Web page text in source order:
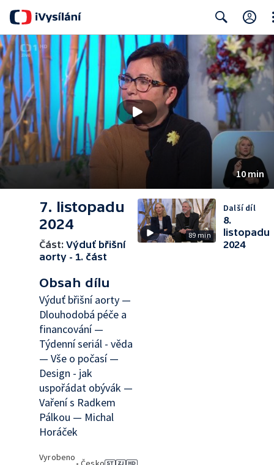
Search
10 min
7. listopadu
2024
Část: Výduť břišní
aorty - 1. část
Obsah dílu
Výduť břišní aorty —
Dlouhodobá péče a
financování —
Týdenní seriál - věda
— Vše o počasí —
Design - jak
uspořádat obývák —
Vaření s Radkem
Pálkou — Michal
Horáček
Vyrobeno
89 min
Další díl
8.
listopadu
2024